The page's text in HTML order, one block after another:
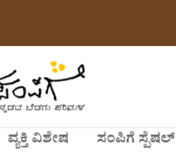
ವ್ಯಕ್ತಿ ವಿಶೇಷ ಸಂಪಿಗೆ ಸ್ಪೆಷಲ್